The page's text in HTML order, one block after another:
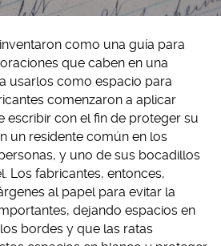
como una guía para
que caben en una
usarlos como espacio para
comenzaron a aplicar
escribir con el fin de proteger su
un residente común en los
y uno de sus bocadillos
Los fabricantes, entonces,
al papel para evitar la
dejando espacios en
bordes y que las ratas